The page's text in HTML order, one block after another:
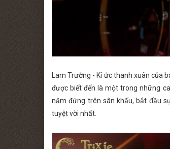
Lam Trường - Kí ức thanh xuân của
được biết đến là một trong những
năm đứng trên sân khấu, bắt đầu
tuyệt vời nhất.